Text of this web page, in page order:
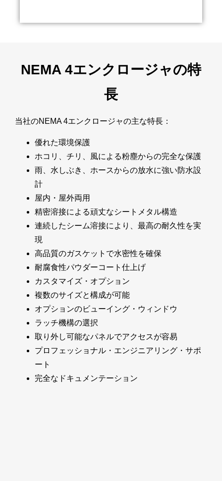
NEMA 4エンクロージャの特
長
当社のNEMA 4エンクロージャの主な特長：
優れた環境保護
ホコリ、チリ、風による粉塵からの完全な保護
雨、水しぶき、ホースからの放水に強い防水設
計
屋内・屋外両用
精密溶接による頑丈なシートメタル構造
連続したシーム溶接により、最高の耐久性を実
現
高品質のガスケットで水密性を確保
耐腐食性パウダーコート仕上げ
カスタマイズ・オプション
複数のサイズと構成が可能
オプションのビューイング・ウィンドウ
ラッチ機構の選択
取り外し可能なパネルでアクセスが容易
プロフェッショナル・エンジニアリング・サポ
ート
完全なドキュメンテーション